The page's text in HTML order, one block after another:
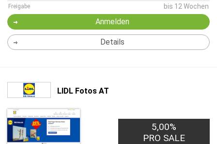
Freigabe bis 12 Wochen
Anmelden
Details
LIDL Fotos AT
5,00%
PRO SALE